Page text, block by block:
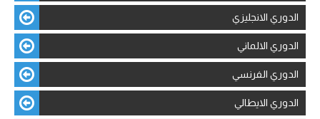
الدوري الانجليزي
الدوري الالماني
الدوري الفرنسي
الدوري الايطالي